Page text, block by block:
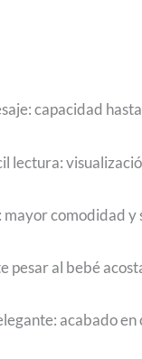
capacidad
lectura:
comodidad
pesar al bebé
acabado